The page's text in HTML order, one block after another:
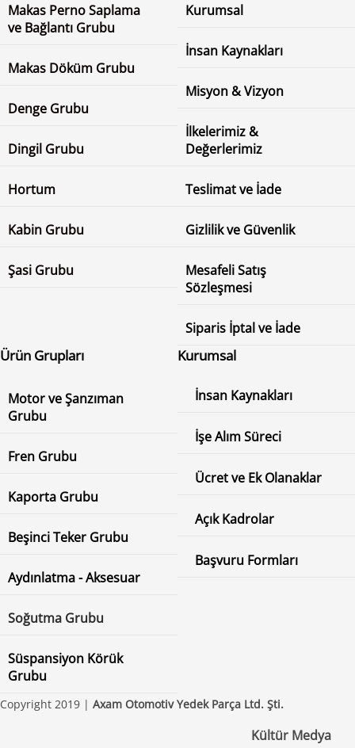
Makas Perno Saplama
ve Bağlantı Grubu
Makas Döküm Grubu
Denge Grubu
Dingil Grubu
Hortum
Kabin Grubu
Şasi Grubu
Kurumsal
İnsan Kaynakları
Misyon & Vizyon
İlkelerimiz &
Değerlerimiz
Teslimat ve İade
Gizlilik ve Güvenlik
Mesafeli Satış
Sözleşmesi
Siparis İptal ve İade
Ürün Grupları
Motor ve Şanzıman
Grubu
Fren Grubu
Kaporta Grubu
Beşinci Teker Grubu
Aydınlatma - Aksesuar
Soğutma Grubu
Süspansiyon Körük
Grubu
Kurumsal
İnsan Kaynakları
İşe Alım Süreci
Ücret ve Ek Olanaklar
Açık Kadrolar
Başvuru Formları
Copyright 2019 | Axam Otomotiv Yedek Parça Ltd. Şti.
Kültür Medya